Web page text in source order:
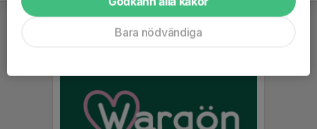
Bara nödvändiga